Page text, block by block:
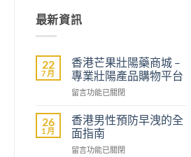
最新資訊
22
7 月
香港芒果壯陽藥商城 –
專業壯陽產品購物平台
在
港
芒
果
壯
留言功能已關閉
26
1 月
香港男性預防早洩的全
面指南
在
留言功能已關閉